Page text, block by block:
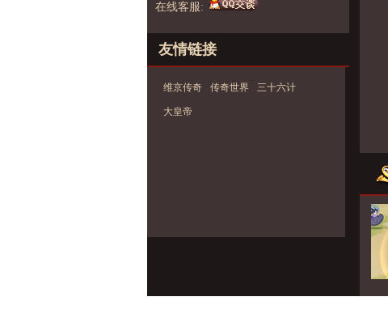
在线客服:
友情链接
维京传奇 传奇世界 三十六计
大皇帝